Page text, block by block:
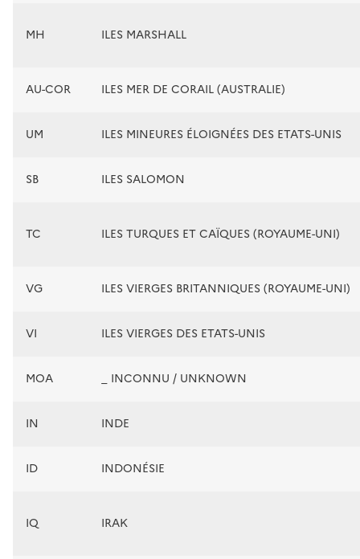
MH ILES MARSHALL
AU-COR ILES MER DE CORAIL (AUSTRALIE)
UM ILES MINEURES ÉLOIGNÉES DES ETATS-UNIS
SB ILES SALOMON
TC ILES TURQUES ET CAÏQUES (ROYAUME-UNI)
VG ILES VIERGES BRITANNIQUES (ROYAUME-UNI)
VI ILES VIERGES DES ETATS-UNIS
MOA _ INCONNU / UNKNOWN
IN INDE
ID INDONÉSIE
IQ IRAK